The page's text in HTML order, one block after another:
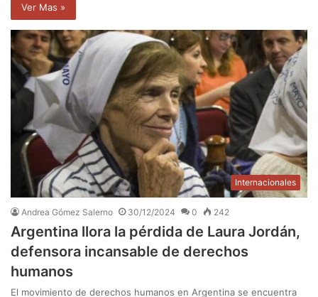
Ver Mas »
Internacionales
Andrea Gómez Salerno 30/12/2024 0 242
Argentina llora la pérdida de Laura Jordán,
defensora incansable de derechos
humanos
El movimiento de derechos humanos en Argentina se encuentra